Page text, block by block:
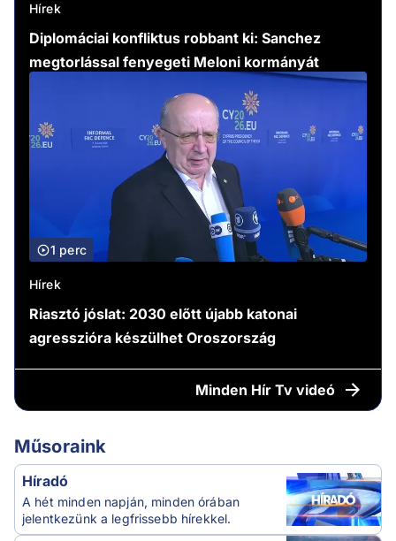
Hírek
Diplomáciai konfliktus robbant ki: Sanchez
megtorlással fenyegeti Meloni kormányát
1 perc
Hírek
Riasztó jóslat: 2030 előtt újabb katonai
agresszióra készülhet Oroszország
Minden Hír Tv videó
Műsoraink
Híradó
A hét minden napján, minden órában
jelentkezünk a legfrissebb hírekkel.